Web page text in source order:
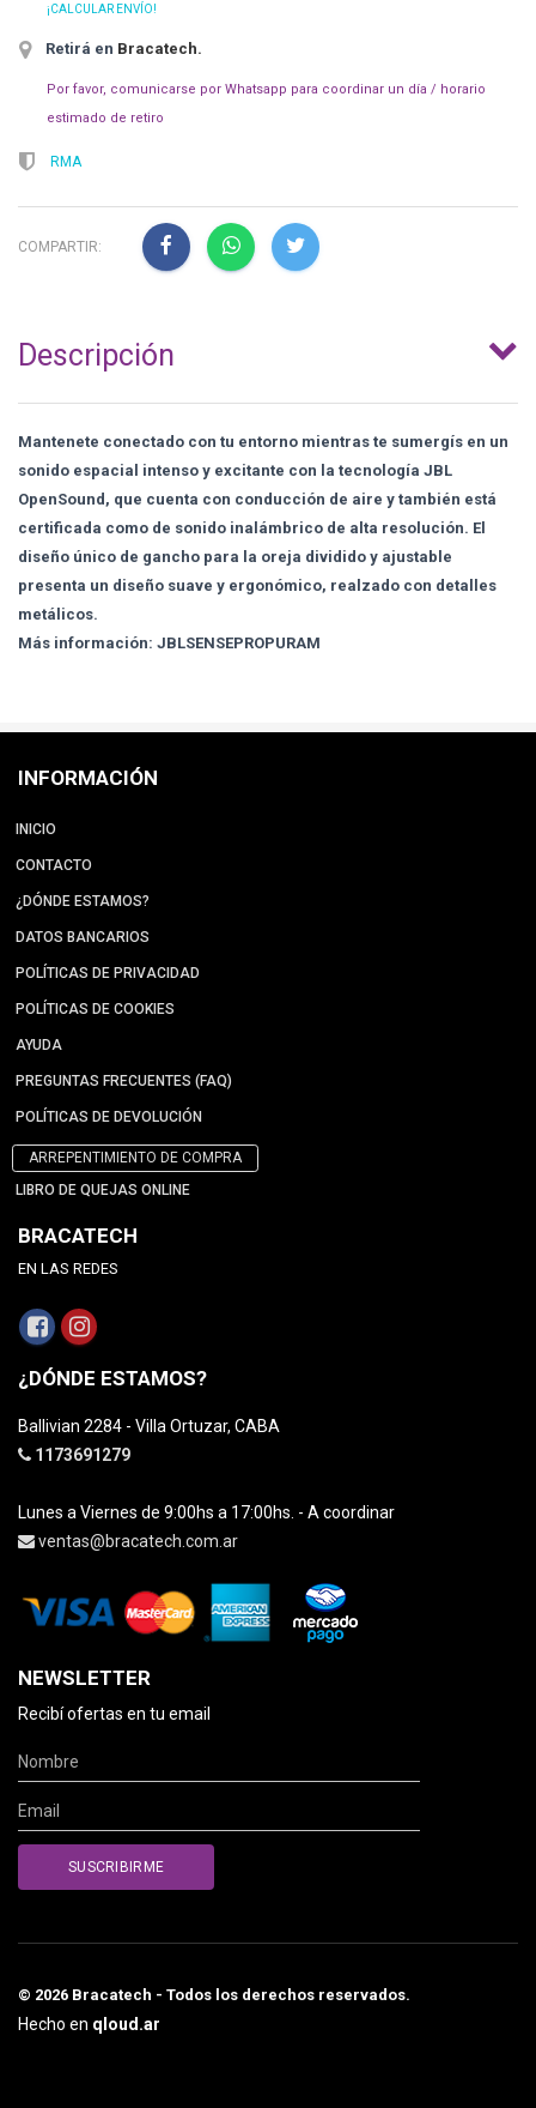
¡CALCULAR ENVÍO!
Retirá en Bracatech.
Por favor, comunicarse por Whatsapp para coordinar un día / horario
estimado de retiro
RMA
COMPARTIR:
Descripción
Mantenete conectado con tu entorno mientras te sumergís en un
sonido espacial intenso y excitante con la tecnología JBL
OpenSound, que cuenta con conducción de aire y también está
certificada como de sonido inalámbrico de alta resolución. El
diseño único de gancho para la oreja dividido y ajustable
presenta un diseño suave y ergonómico, realzado con detalles
metálicos.
Más información: JBLSENSEPROPURAM
INFORMACIÓN
INICIO
CONTACTO
¿DÓNDE ESTAMOS?
DATOS BANCARIOS
POLÍTICAS DE PRIVACIDAD
POLÍTICAS DE COOKIES
AYUDA
PREGUNTAS FRECUENTES (FAQ)
POLÍTICAS DE DEVOLUCIÓN
ARREPENTIMIENTO DE COMPRA
LIBRO DE QUEJAS ONLINE
BRACATECH
EN LAS REDES
¿DÓNDE ESTAMOS?
Ballivian 2284 - Villa Ortuzar, CABA
1173691279
Lunes a Viernes de 9:00hs a 17:00hs. - A coordinar
ventas@bracatech.com.ar
NEWSLETTER
Recibí ofertas en tu email
© 2026 Bracatech - Todos los derechos reservados.
Hecho en qloud.ar